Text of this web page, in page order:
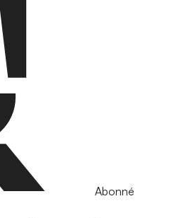
Abonné